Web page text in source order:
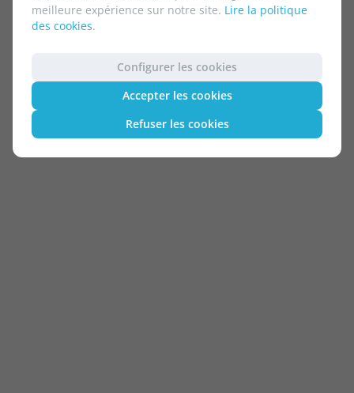
meilleure expérience sur notre site. Lire la politique
des cookies.
Configurer les cookies
Accepter les cookies
Refuser les cookies